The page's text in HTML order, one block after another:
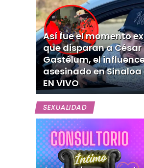
Así fue el momento
que disparan a César
Gastélum, el
asesinado en Sinaloa
EN VIVO
SEXUALIDAD